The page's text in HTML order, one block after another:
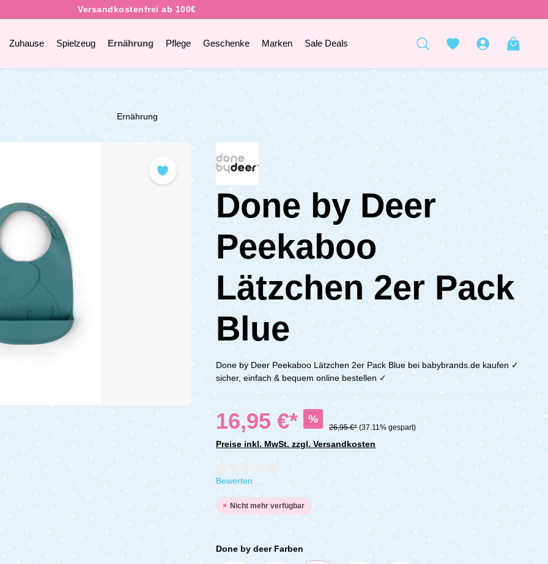
Zuhause Spielzeug Ernährung Pflege Geschenke Marken Sale Deals
Ernährung
Done by Deer
Peekaboo
Lätzchen 2er Pack
Blue
Done by Deer Peekaboo Lätzchen 2er Pack Blue bei babybrands.de kaufen ✓
sicher, einfach & bequem online bestellen ✓
16,95 €* %
26,95 €* (37.11% gespart)
Preise inkl. MwSt. zzgl. Versandkosten
Durchschnittliche Bewertung von 0 von 5 Sternen
Bewerten
Nicht mehr verfügbar
Done by deer Farben